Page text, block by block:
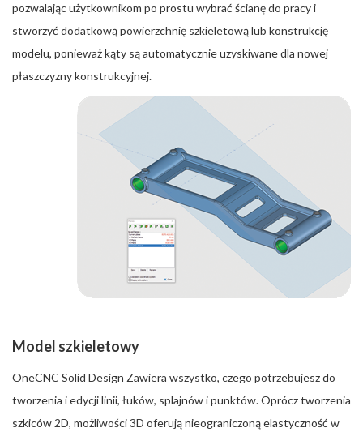
pozwalając użytkownikom po prostu wybrać ścianę do pracy i
stworzyć dodatkową powierzchnię szkieletową lub konstrukcję
modelu, ponieważ kąty są automatycznie uzyskiwane dla nowej
płaszczyzny konstrukcyjnej.
Model szkieletowy
OneCNC Solid Design Zawiera wszystko, czego potrzebujesz do
tworzenia i edycji linii, łuków, splajnów i punktów. Oprócz tworzenia
szkiców 2D, możliwości 3D oferują nieograniczoną elastyczność w